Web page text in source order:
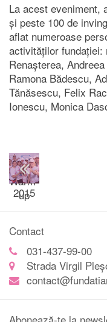
La acest eveniment,
și peste 100 de
aflat numeroase
activităților fundației:
Renașterea,
Ramona Bădescu,
Tănăsescu, Felix
Ionescu, Monica
Happy
Run
2015
Warm-
up
Contact
031-437-99-00
Strada Virgil